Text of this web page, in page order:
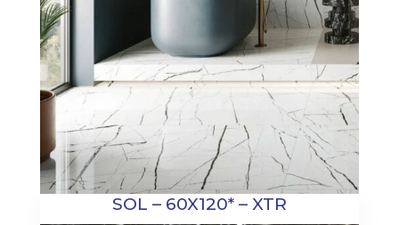
SOL – 60X120* – XTR